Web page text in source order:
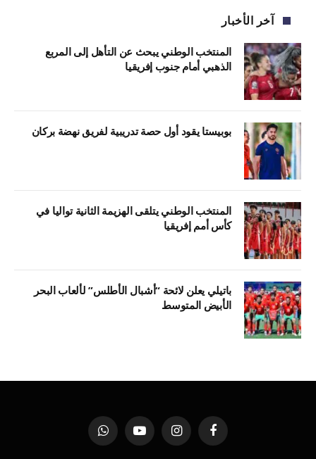
آخر الأخبار
المنتخب الوطني يبحث عن التأهل إلى المربع
الذهبي أمام جنوب إفريقيا
بوبيستا يقود أول حصة تدريبية لفريق نهضة بركان
المنتخب الوطني يتلقى الهزيمة الثانية تواليا في
كأس أمم إفريقيا
باتيلي يعلن لائحة “أشبال الأطلس” لألعاب البحر
الأبيض المتوسط
فيسبوك الانستغراميوتيوب واتساب